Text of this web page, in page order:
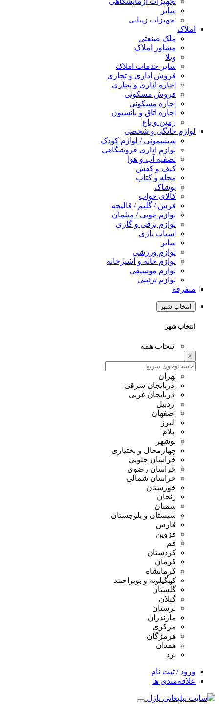
سایر
تجهیزات زیبایی
املاک
ملک صنعتی
مشاور املاک
ویلا
سایر خدمات املاک
فروش اداری و تجاری
اجاره اداری و تجاری
فروش مسکونی
اجاره مسکونی
اجاره اتاق و پانسیون
زمین و باغ
لوازم خانگی و شخصی
سیسمونی / لوازم کودک
لوازم اداری فروشگاهی
تصفیه آب و هوا
کیف و کفش
مجله و کتاب
پوشاک
کالای خواب
فرش / گلیم / قالیچه
لوازم چوبی / مبلمان
لوازم برقی و گازی
اسباب بازی
سایر
لوازم ورزشی
لوازم خانه و آشپزخانه
لوازم موسیقی
لوازم تزئینی
متفرقه
انتخاب شهر
انتخاب شهر
انتخاب همه
×
تهران
آذربایجان شرقی
آذربایجان غربی
اردبیل
اصفهان
البرز
ایلام
بوشهر
چهارمحال و بختیاری
خراسان جنوبی
خراسان رضوی
خراسان شمالی
خوزستان
زنجان
سمنان
سیستان و بلوچستان
فارس
قزوین
قم
کردستان
کرمان
کرمانشاه
کهگیلویه و بویراحمد
گلستان
گیلان
لرستان
مازندران
مرکزی
هرمزگان
همدان
یزد
ورود / ثبت نام
علاقه‌مندی ها